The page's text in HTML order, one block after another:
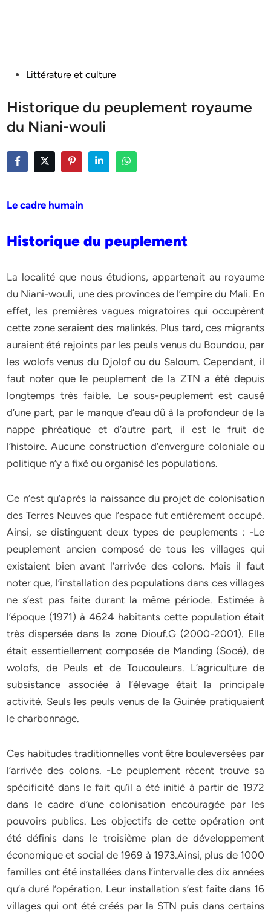
PostedLittérature et culture
Historique du peuplement royaume
du Niani-wouli
Le cadre humain
Historique du peuplement
La localité que nous étudions, appartenait au royaume
du Niani-wouli, une des provinces de l’empire du Mali. En
effet, les premières vagues migratoires qui occupèrent
cette zone seraient des malinkés. Plus tard, ces migrants
auraient été rejoints par les peuls venus du Boundou, par
les wolofs venus du Djolof ou du Saloum. Cependant, il
faut noter que le peuplement de la ZTN a été depuis
longtemps très faible. Le sous-peuplement est causé
d’une part, par le manque d’eau dû à la profondeur de la
nappe phréatique et d’autre part, il est le fruit de
l’histoire. Aucune construction d’envergure coloniale ou
politique n’y a fixé ou organisé les populations.
Ce n’est qu’après la naissance du projet de colonisation
des Terres Neuves que l’espace fut entièrement occupé.
Ainsi, se distinguent deux types de peuplements : -Le
peuplement ancien composé de tous les villages qui
existaient bien avant l’arrivée des colons. Mais il faut
noter que, l’installation des populations dans ces villages
ne s’est pas faite durant la même période. Estimée à
l’époque (1971) à 4624 habitants cette population était
très dispersée dans la zone Diouf.G (2000-2001). Elle
était essentiellement composée de Manding (Socé), de
wolofs, de Peuls et de Toucouleurs. L’agriculture de
subsistance associée à l’élevage était la principale
activité. Seuls les peuls venus de la Guinée pratiquaient
le charbonnage.
Ces habitudes traditionnelles vont être bouleversées par
l’arrivée des colons. -Le peuplement récent trouve sa
spécificité dans le fait qu’il a été initié à partir de 1972
dans le cadre d’une colonisation encouragée par les
pouvoirs publics. Les objectifs de cette opération ont
été définis dans le troisième plan de développement
économique et social de 1969 à 1973.Ainsi, plus de 1000
familles ont été installées dans l’intervalle des dix années
qu’a duré l’opération. Leur installation s’est faite dans 16
villages qui ont été créés par la STN puis dans certains